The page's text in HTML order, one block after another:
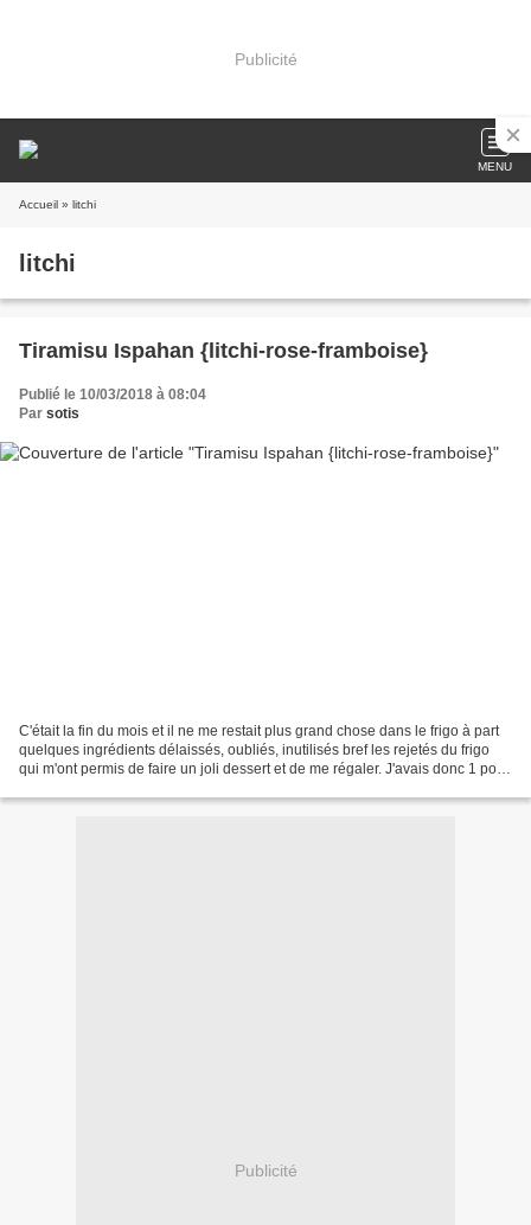
Publicité
MENU
Accueil » litchi
litchi
Tiramisu Ispahan {litchi-rose-framboise}
Publié le 10/03/2018 à 08:04
Par sotis
C'était la fin du mois et il ne me restait plus grand chose dans le frigo à part
quelques ingrédients délaissés, oubliés, inutilisés bref les rejetés du frigo
qui m'ont permis de faire un joli dessert et de me régaler. J'avais donc 1 pot
Publicité